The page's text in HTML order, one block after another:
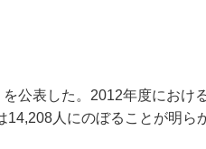
公表した。2012年度におけ
人にのぼることが明ら